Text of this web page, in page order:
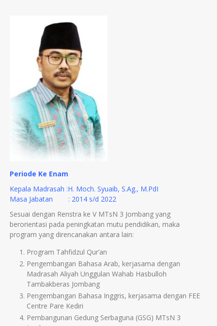
Periode Ke Enam
Kepala Madrasah :H. Moch. Syuaib, S.Ag., M.PdI
Masa Jabatan : 2014 s/d 2022
Sesuai dengan Renstra ke V MTsN 3 Jombang yang
berorientasi pada peningkatan mutu pendidikan, maka
program yang direncanakan antara lain:
Program Tahfidzul Qur’an
Pengembangan Bahasa Arab, kerjasama dengan
Madrasah Aliyah Unggulan Wahab Hasbulloh
Tambakberas Jombang
Pengembangan Bahasa Inggris, kerjasama dengan FEE
Centre Pare Kediri
Pembangunan Gedung Serbaguna (GSG) MTsN 3